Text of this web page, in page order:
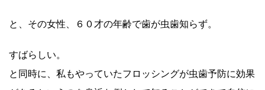
と、その女性、６０才の年齢で歯が虫歯知らず。
すばらしい。
と同時に、私もやっていたフロッシングが虫歯予防に効果